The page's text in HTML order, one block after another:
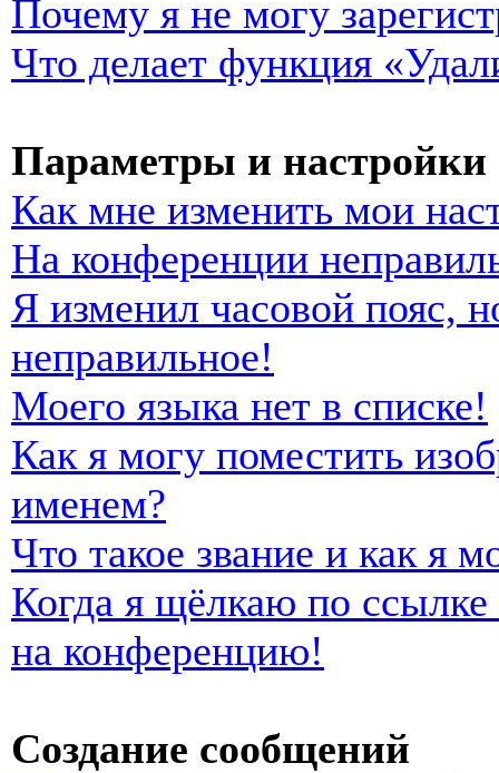
Почему я не могу
Что делает функция
Параметры и настройки
Как мне изменить мои
На конференции
Я изменил часовой пояс,
неправильное!
Моего языка нет в списке!
Как я могу поместить
именем?
Что такое звание и как я
Когда я щёлкаю по
на конференцию!
Создание сообщений